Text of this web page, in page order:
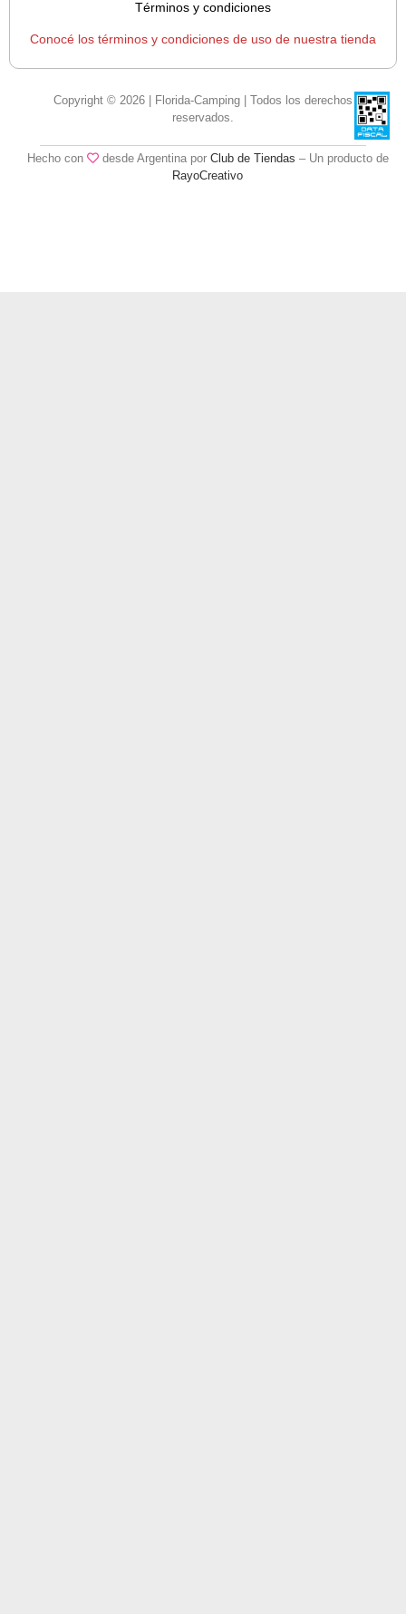
Términos y condiciones
Conocé los términos y condiciones de uso de nuestra tienda
Copyright © 2026 | Florida-Camping | Todos los derechos
reservados.
Hecho con desde Argentina por Club de Tiendas – Un producto de
RayoCreativo